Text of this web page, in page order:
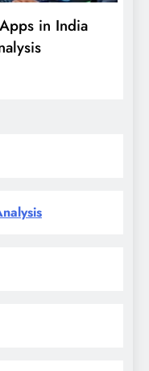
in India